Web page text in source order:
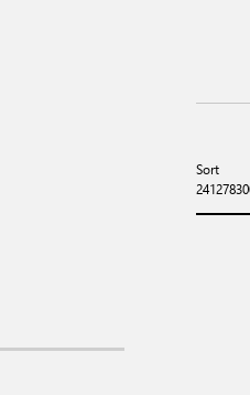
Sort